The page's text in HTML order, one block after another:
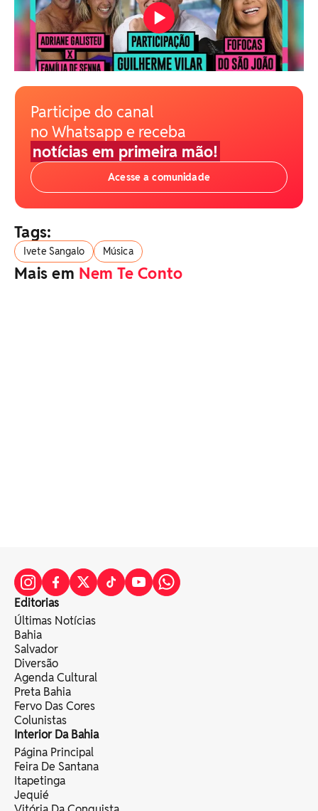
Participe do canal
no Whatsapp e receba
notícias em primeira mão!
Acesse a comunidade
Tags:
Ivete Sangalo Música
Mais em Nem Te Conto
Editorias
Últimas Notícias
Bahia
Salvador
Diversão
Agenda Cultural
Preta Bahia
Fervo Das Cores
Colunistas
Interior Da Bahia
Página Principal
Feira De Santana
Itapetinga
Jequié